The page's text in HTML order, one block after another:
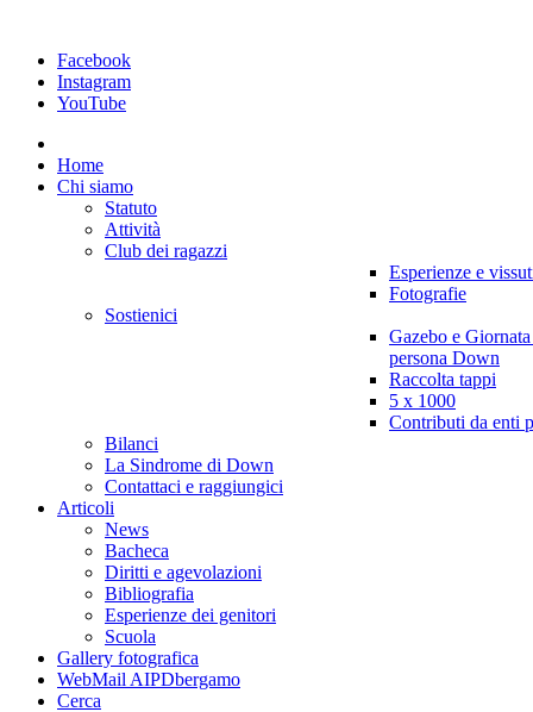
Facebook
Instagram
YouTube
Home
Chi siamo
Statuto
Attività
Club dei ragazzi
Esperienze e
Fotografie
Sostienici
Gazebo e
persona Down
Raccolta tappi
5 x 1000
Contributi da enti
Bilanci
La Sindrome di Down
Contattaci e raggiungici
Articoli
News
Bacheca
Diritti e agevolazioni
Bibliografia
Esperienze dei genitori
Scuola
Gallery fotografica
WebMail AIPDbergamo
Cerca